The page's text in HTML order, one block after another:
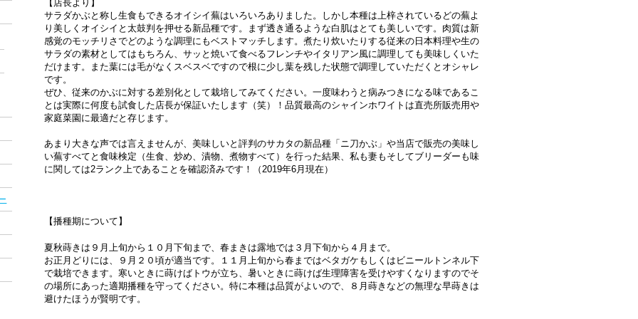
【店長より】
サラダかぶと称し生食もできるオイシイ蕪はいろいろありました。しかし本種は上梓されているどの蕪よ
り美しくオイシイと太鼓判を押せる新品種です。まず透き通るような白肌はとても美しいです。肉質は新
感覚のモッチリさでどのような調理にもベストマッチします。煮たり炊いたりする従来の日本料理や生の
サラダの素材としてはもちろん、サッと焼いて食べるフレンチやイタリアン風に調理しても美味しくいた
だけます。また葉には毛がなくスベスベですので根に少し葉を残した状態で調理していただくとオシャレ
です。
ぜひ、従来のかぶに対する差別化として栽培してみてください。一度味わうと病みつきになる味であるこ
とは実際に何度も試食した店長が保証いたします（笑）！品質最高のシャインホワイトは直売所販売用や
家庭菜園に最適だと存じます。
あまり大きな声では言えませんが、美味しいと評判のサカタの新品種「ニ刀かぶ」や当店で販売の美味し
い蕪すべてと食味検定（生食、炒め、漬物、煮物すべて）を行った結果、私も妻もそしてブリーダーも味
に関しては2ランク上であることを確認済みです！（2019年6月現在）
【播種期について】
夏秋蒔きは９月上旬から１０月下旬まで、春まきは露地では３月下旬から４月まで。
お正月どりには、９月２０頃が適当です。１１月上旬から春まではベタガケもしくはビニールトンネル下
で栽培できます。寒いときに蒔けばトウが立ち、暑いときに蒔けば生理障害を受けやすくなりますのでそ
の場所にあった適期播種を守ってください。特に本種は品質がよいので、８月蒔きなどの無理な早蒔きは
避けたほうが賢明です。